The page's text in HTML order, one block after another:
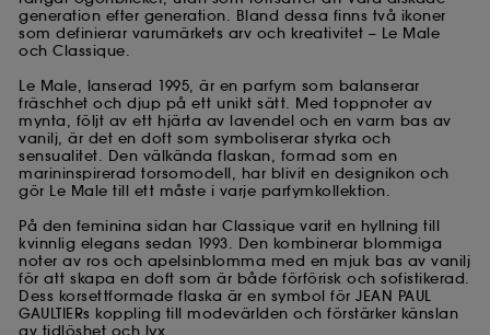
generation efter generation. Bland dessa finns två ikoner
som definierar varumärkets arv och kreativitet – Le Male
och Classique.
Le Male, lanserad 1995, är en parfym som balanserar
fräschhet och djup på ett unikt sätt. Med toppnoter av
mynta, följt av ett hjärta av lavendel och en varm bas av
vanilj, är det en doft som symboliserar styrka och
sensualitet. Den välkända flaskan, formad som en
marininspirerad torsomodell, har blivit en designikon och
gör Le Male till ett måste i varje parfymkollektion.
På den feminina sidan har Classique varit en hyllning till
kvinnlig elegans sedan 1993. Den kombinerar blommiga
noter av ros och apelsinblomma med en mjuk bas av vanilj
för att skapa en doft som är både förförisk och sofistikerad.
Dess korsettformade flaska är en symbol för JEAN PAUL
GAULTIERs koppling till modevärlden och förstärker känslan
Cookies för att säkra onlinebetalningar : dessa
gör det möjligt för oss att förhindra
Med undantag för tekniska cookies kräver deponering
och läsning av dessa spårningar ditt godkännande. Du
kan anpassa dina val angående placeringen av dessa
cookies med knappen "anpassa mina val" nedan eller
besluta att "acceptera alla" eller "avvisa alla". Du kan
du vill ha mer information om de cookies vi använder,
klicka här